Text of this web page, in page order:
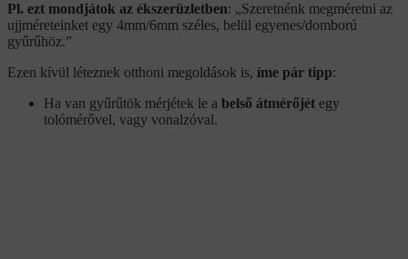
Pl. ezt mondjátok az ékszerüzletben: „Szeretnénk megméretni az
ujjméreteinket egy 4mm/6mm széles, belül egyenes/domború
gyűrűhöz.”
Ezen kívül léteznek otthoni megoldások is, íme pár tipp:
Ha van gyűrűtök mérjétek le a belső átmérőjét egy
tolómérővel, vagy vonalzóval.